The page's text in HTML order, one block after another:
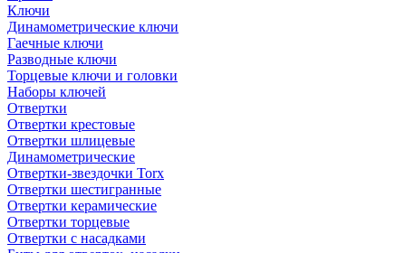
Ключи
Динамометрические ключи
Гаечные ключи
Разводные ключи
Торцевые ключи и головки
Наборы ключей
Отвертки
Отвертки крестовые
Отвертки шлицевые
Динамометрические
Отвертки-звездочки Torx
Отвертки шестигранные
Отвертки керамические
Отвертки торцевые
Отвертки с насадками